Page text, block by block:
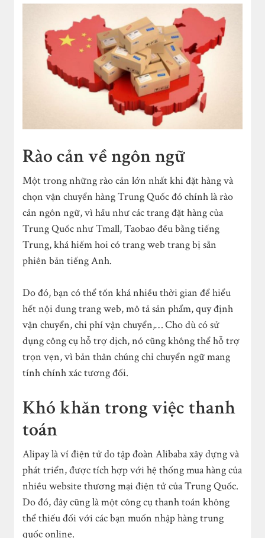
Rào cản về ngôn ngữ
Một trong những rào cản lớn nhất khi đặt hàng và
chọn vận chuyển hàng Trung Quốc đó chính là rào
cản ngôn ngữ, vì hầu như các trang đặt hàng của
Trung Quốc như Tmall, Taobao đều bằng tiếng
Trung, khá hiếm hoi có trang web trang bị sẵn
phiên bản tiếng Anh.
Do đó, bạn có thể tốn khá nhiều thời gian để hiểu
hết nội dung trang web, mô tả sản phẩm, quy định
vận chuyển, chi phí vận chuyển,… Cho dù có sử
dụng công cụ hỗ trợ dịch, nó cũng không thể hỗ trợ
trọn vẹn, vì bản thân chúng chỉ chuyển ngữ mang
tính chính xác tương đối.
Khó khăn trong việc thanh
toán
Alipay là ví điện tử do tập đoàn Alibaba xây dựng và
phát triển, được tích hợp với hệ thống mua hàng của
nhiều website thương mại điện tử của Trung Quốc.
Do đó, đây cũng là một công cụ thanh toán không
thể thiếu đối với các bạn muốn nhập hàng trung
quốc online.